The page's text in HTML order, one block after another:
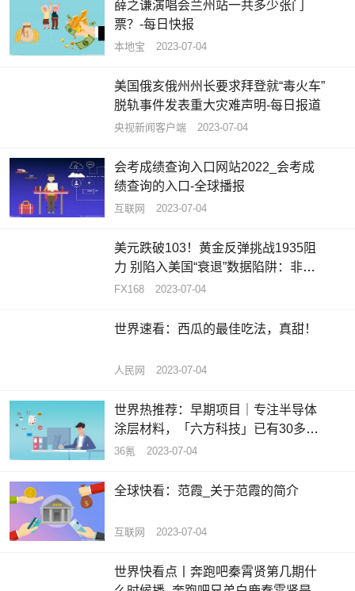
薛之谦演唱会兰州站一共多少张门
票？-每日快报
本地宝 2023-07-04
美国俄亥俄州州长要求拜登就“毒火车”
脱轨事件发表重大灾难声明-每日报道
央视新闻客户端 2023-07-04
会考成绩查询入口网站2022_会考成
绩查询的入口-全球播报
互联网 2023-07-04
美元跌破103！黄金反弹挑战1935阻
力 别陷入美国“衰退”数据陷阱：非农
将成美元买盘拐点_天天热推荐
FX168 2023-07-04
世界速看：西瓜的最佳吃法，真甜！
人民网 2023-07-04
世界热推荐：早期项目｜专注半导体
涂层材料，「六方科技」已有30多家
合作伙伴
36氪 2023-07-04
全球快看：范霞_关于范霞的简介
互联网 2023-07-04
世界快看点丨奔跑吧秦霄贤第几期什